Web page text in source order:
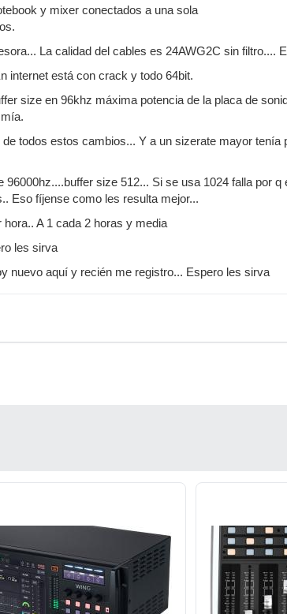
y mixer conectados a una sola
La calidad del cables es 24AWG2C sin filtro....
internet está con crack y todo 64bit.
size en 96khz máxima potencia de la placa de
todos estos cambios... Y a un sizerate mayor tenía
size 512... Si se usa 1024 falla por
Eso fíjense como les resulta mejor...
A 1 cada 2 horas y media
les sirva
nuevo aquí y recién me registro... Espero les sirva